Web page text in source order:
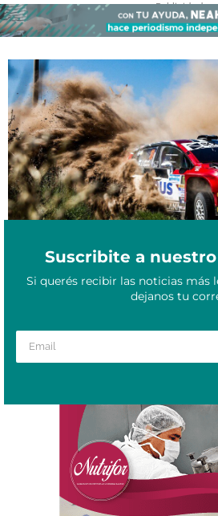
- Publicidad -
Herradura recibe el Rally Formoseño
adrenalina y deporte
Julio 10, 2025
Suscribite a
Si querés recibir las noticias más
dejanos tu